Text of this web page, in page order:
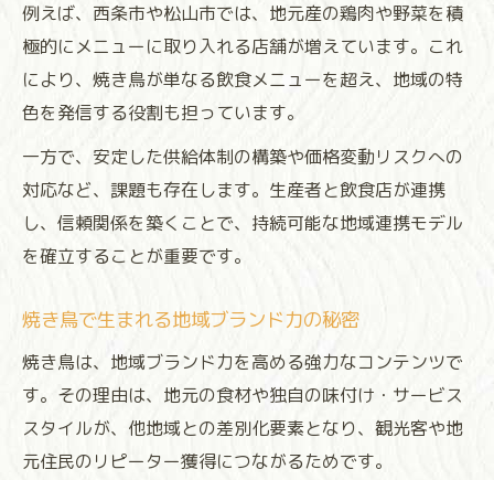
例えば、西条市や松山市では、地元産の鶏肉や野菜を積
極的にメニューに取り入れる店舗が増えています。これ
により、焼き鳥が単なる飲食メニューを超え、地域の特
色を発信する役割も担っています。
一方で、安定した供給体制の構築や価格変動リスクへの
対応など、課題も存在します。生産者と飲食店が連携
し、信頼関係を築くことで、持続可能な地域連携モデル
を確立することが重要です。
焼き鳥で生まれる地域ブランド力の秘密
焼き鳥は、地域ブランド力を高める強力なコンテンツで
す。その理由は、地元の食材や独自の味付け・サービス
スタイルが、他地域との差別化要素となり、観光客や地
元住民のリピーター獲得につながるためです。